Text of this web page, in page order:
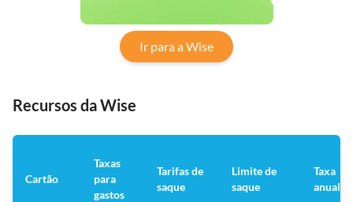
Ir para a Wise
Recursos da Wise
Cartão
Taxas
para
gastos
Tarifas de
saque
Limite de
saque
Taxa
anual